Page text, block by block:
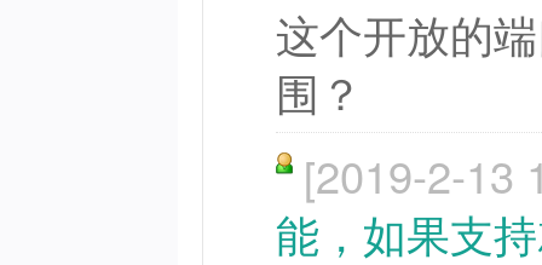
这个开放的
围？
[2019-2-13
能，如果支